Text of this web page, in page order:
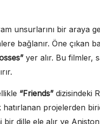
unsurlarını bir araya
bağlanır. Öne çıkan
yer alır. Bu filmler,
“Friends” dizisindeki
hatırlanan projelerden
dille ele alır ve